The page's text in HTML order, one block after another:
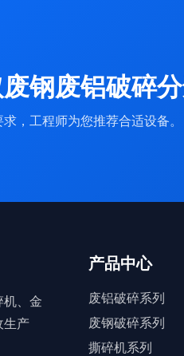
钢废铝破碎
，工程师为您推荐合适设备。
机、金
生产
产品中心
废铝破碎系列
废钢破碎系列
撕碎机系列